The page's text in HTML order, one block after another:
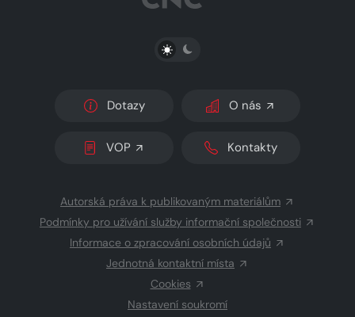
PŘEPNOUT SVĚTLÝ/TMAVÝ REŽIM
Dotazy O nás
VOP Kontakty
Autorská práva k publikovaným materiálům
Podmínky pro užívání služby informační společnosti
Informace o zpracování osobních údajů
Jednotná kontaktní místa
Cookies
Nastavení soukromí